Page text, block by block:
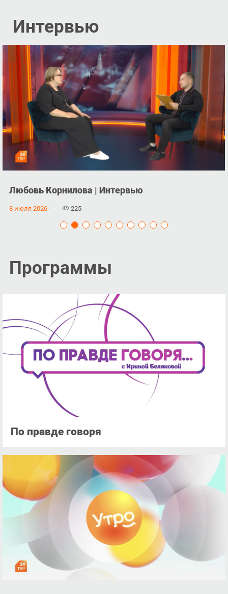
Интервью
Жанна Хлебникова | Интервью
7 июля 2026 210
Программы
По правде говоря